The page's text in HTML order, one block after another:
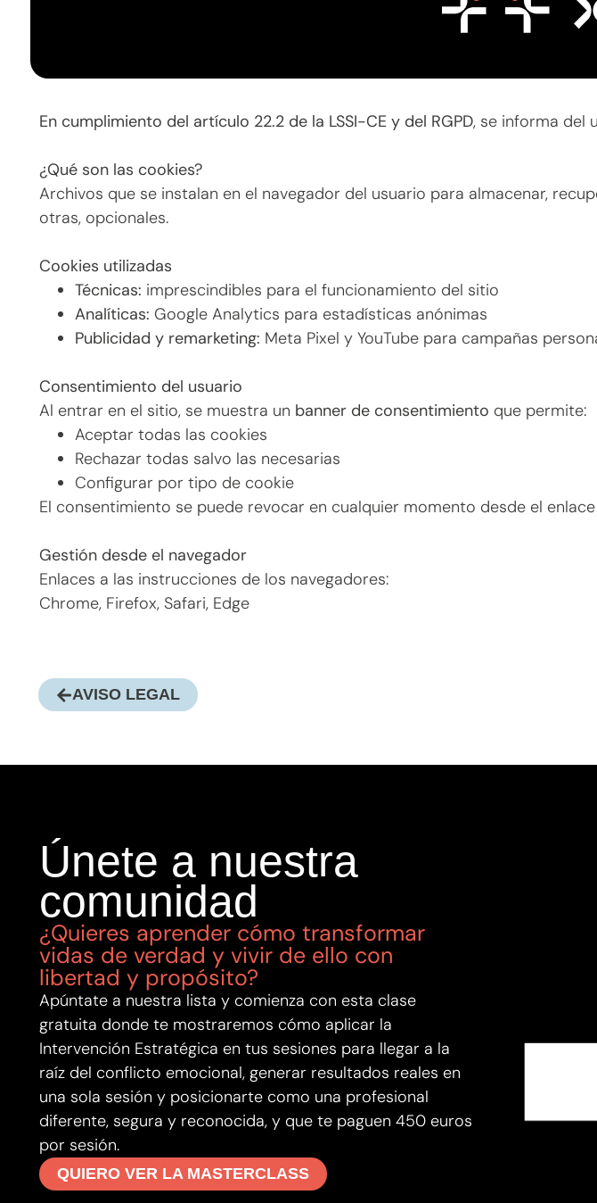
En cumplimiento del artículo 22.2 de la LSSI-CE y del RGPD, se informa del
¿Qué son las cookies?
Archivos que se instalan en el navegador del usuario para almacenar,
otras, opcionales.
Cookies utilizadas
Técnicas: imprescindibles para el funcionamiento del sitio
Analíticas: Google Analytics para estadísticas anónimas
Publicidad y remarketing: Meta Pixel y YouTube para campañas
Consentimiento del usuario
Al entrar en el sitio, se muestra un banner de consentimiento que permite:
Aceptar todas las cookies
Rechazar todas salvo las necesarias
Configurar por tipo de cookie
El consentimiento se puede revocar en cualquier momento desde el
Gestión desde el navegador
Enlaces a las instrucciones de los navegadores:
Chrome, Firefox, Safari, Edge
AVISO LEGAL
Únete a nuestra
comunidad
¿Quieres aprender cómo transformar
vidas de verdad y vivir de ello con
libertad y propósito?
Apúntate a nuestra lista y comienza con esta clase
gratuita donde te mostraremos cómo aplicar la
Intervención Estratégica en tus sesiones para llegar a la
raíz del conflicto emocional, generar resultados reales en
una sola sesión y posicionarte como una profesional
diferente, segura y reconocida, y que te paguen 450 euros
por sesión.
QUIERO VER LA MASTERCLASS